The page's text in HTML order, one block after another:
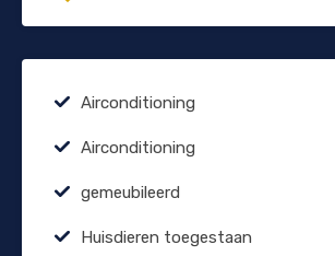
Airconditioning
Airconditioning
gemeubileerd
Huisdieren toegestaan